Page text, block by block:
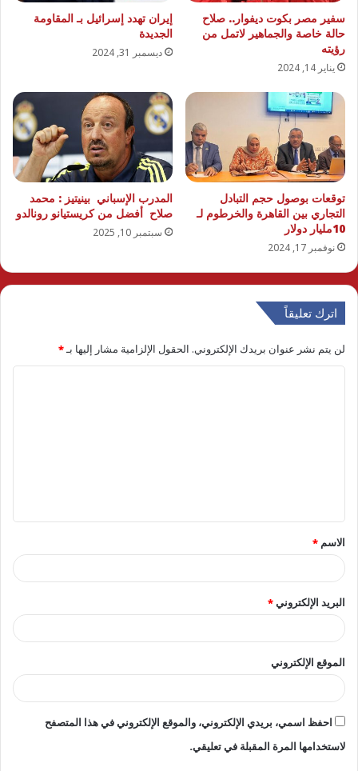
سفير مصر بكوت ديفوار.. صلاح
حالة خاصة والجماهير لاتمل من
رؤيته
يناير 14, 2024
إيران تهدد إسرائيل بـ المقاومة
الجديدة
ديسمبر 31, 2024
توقعات بوصول حجم التبادل
التجاري بين القاهرة والخرطوم لـ
10مليار دولار
نوفمبر 17, 2024
المدرب الإسباني بينيتيز : محمد
صلاح أفضل من كريستيانو رونالدو
سبتمبر 10, 2025
اترك تعليقاً
لن يتم نشر عنوان بريدك الإلكتروني. الحقول الإلزامية مشار إليها بـ*
ق
*
الاسم *
البريد الإلكتروني*
الموقع الإلكتروني
احفظ اسمي، بريدي الإلكتروني، والموقع الإلكتروني في هذا المتصفح
لاستخدامها المرة المقبلة في تعليقي.